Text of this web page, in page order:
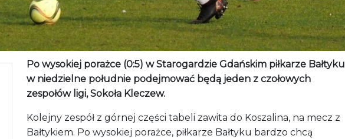
Po wysokiej porażce (0:5) w Starogardzie Gdańskim piłkarze Bałtyku
w niedzielne południe podejmować będą jeden z czołowych
zespołów ligi, Sokoła Kleczew.
Kolejny zespół z górnej części tabeli zawita do Koszalina, na mecz z
Bałtykiem. Po wysokiej porażce, piłkarze Bałtyku bardzo chcą